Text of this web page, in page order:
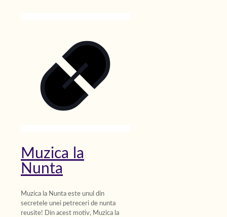
Muzica la
Nunta
Muzica la Nunta este unul din
secretele unei petreceri de nunta
reusite! Din acest motiv, Muzica la